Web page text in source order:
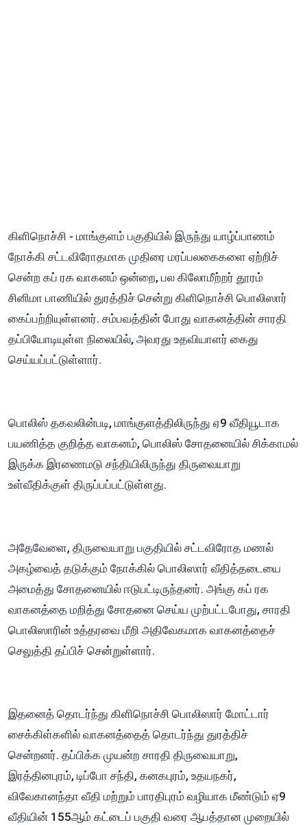
கிளிநொச்சி - மாங்குளம் பகுதியில் இருந்து யாழ்ப்பாணம்
நோக்கி சட்டவிரோதமாக முதிரை மரப்பலகைகளை ஏற்றிச்
சென்ற கப் ரக வாகனம் ஒன்றை, பல கிலோமீற்றர் தூரம்
சினிமா பாணியில் துரத்திச் சென்று கிளிநொச்சி பொலிஸார்
கைப்பற்றியுள்ளனர். சம்பவத்தின் போது வாகனத்தின் சாரதி
தப்பியோடியுள்ள நிலையில், அவரது உதவியாளர் கைது
செய்யப்பட்டுள்ளார்.
பொலிஸ் தகவலின்படி, மாங்குளத்திலிருந்து ஏ9 வீதியூடாக
பயணித்த குறித்த வாகனம், பொலிஸ் சோதனையில் சிக்காமல்
இருக்க இரணைமடு சந்தியிலிருந்து திருவையாறு
உள்வீதிக்குள் திருப்பப்பட்டுள்ளது.
அதேவேளை, திருவையாறு பகுதியில் சட்டவிரோத மணல்
அகழ்வைத் தடுக்கும் நோக்கில் பொலிஸார் வீதித்தடையை
அமைத்து சோதனையில் ஈடுபட்டிருந்தனர். அங்கு கப் ரக
வாகனத்தை மறித்து சோதனை செய்ய முற்பட்டபோது, சாரதி
பொலிஸாரின் உத்தரவை மீறி அதிவேகமாக வாகனத்தைச்
செலுத்தி தப்பிச் சென்றுள்ளார்.
இதனைத் தொடர்ந்து கிளிநொச்சி பொலிஸார் மோட்டார்
சைக்கிள்களில் வாகனத்தைத் தொடர்ந்து துரத்திச்
சென்றனர். தப்பிக்க முயன்ற சாரதி திருவையாறு,
இரத்தினபுரம், டிப்போ சந்தி, கனகபுரம், உதயநகர்,
விவேகானந்தா வீதி மற்றும் பாரதிபுரம் வழியாக மீண்டும் ஏ9
வீதியின் 155ஆம் கட்டைப் பகுதி வரை ஆபத்தான முறையில்